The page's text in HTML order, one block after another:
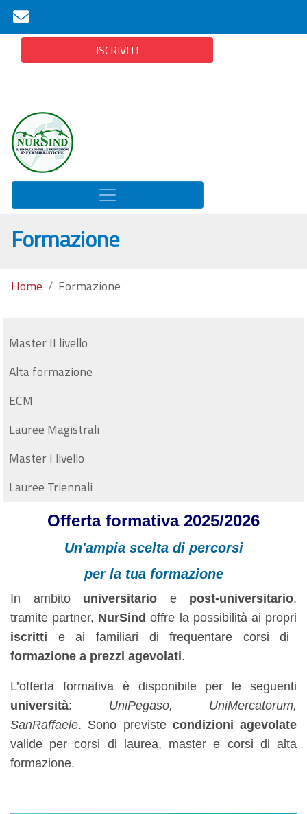
ISCRIVITI
Formazione
Home Formazione
Master II livello
Alta formazione
ECM
Lauree Magistrali
Master I livello
Lauree Triennali
Offerta formativa 2025/2026
Un'ampia scelta di percorsi
per la tua formazione
In ambito universitario e post-universitario,
tramite partner, NurSind offre la possibilità ai propri
iscritti e ai familiari di frequentare corsi di
formazione a prezzi agevolati.
L’offerta formativa è disponibile per le seguenti
università: UniPegaso, UniMercatorum,
SanRaffaele. Sono previste condizioni agevolate
valide per corsi di laurea, master e corsi di alta
formazione.